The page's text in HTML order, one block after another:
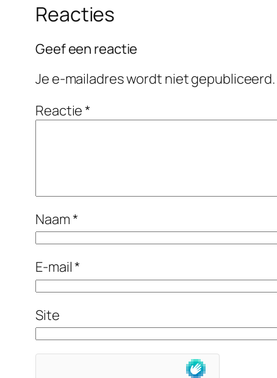
Reacties
Geef een reactie
Je e-mailadres wordt niet gepubliceerd.
Reactie*
Naam*
E-mail*
Site